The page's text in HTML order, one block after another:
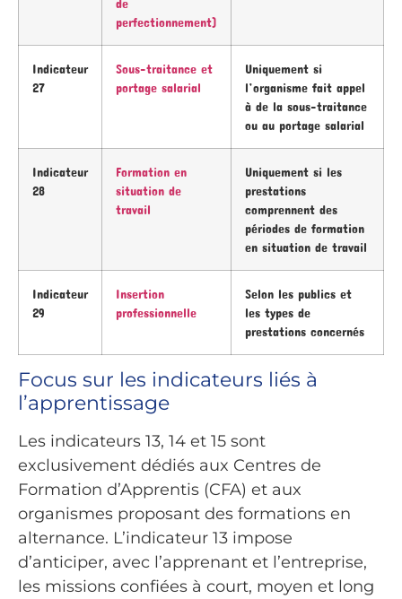
perfectionnement)
Indicateur
27
Sous-traitance et
portage salarial
Uniquement si
l’organisme fait appel
à de la sous-traitance
ou au portage salarial
Indicateur
28
Formation en
situation de
travail
Uniquement si les
prestations
comprennent des
périodes de formation
en situation de travail
Indicateur
29
Insertion
professionnelle
Selon les publics et
les types de
prestations concernés
Focus sur les indicateurs liés à
l’apprentissage
Les indicateurs 13, 14 et 15 sont
exclusivement dédiés aux Centres de
Formation d’Apprentis (CFA) et aux
organismes proposant des formations en
alternance. L’indicateur 13 impose
d’anticiper, avec l’apprenant et l’entreprise,
les missions confiées à court, moyen et long